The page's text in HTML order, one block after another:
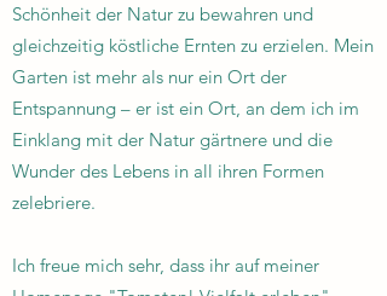
Schönheit der Natur zu bewahren und
gleichzeitig köstliche Ernten zu erzielen. Mein
Garten ist mehr als nur ein Ort der
Entspannung – er ist ein Ort, an dem ich im
Einklang mit der Natur gärtnere und die
Wunder des Lebens in all ihren Formen
zelebriere.
Ich freue mich sehr, dass ihr auf meiner